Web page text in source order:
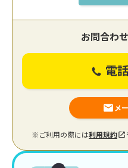
お問合わ
電
メ
※ご利用の際には利用規約